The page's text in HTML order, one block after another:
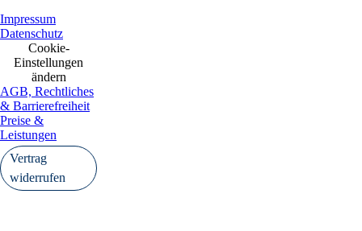
Impressum
Datenschutz
Cookie-
Einstellungen
ändern
AGB, Rechtliches
& Barrierefreiheit
Preise &
Leistungen
Vertrag
widerrufen